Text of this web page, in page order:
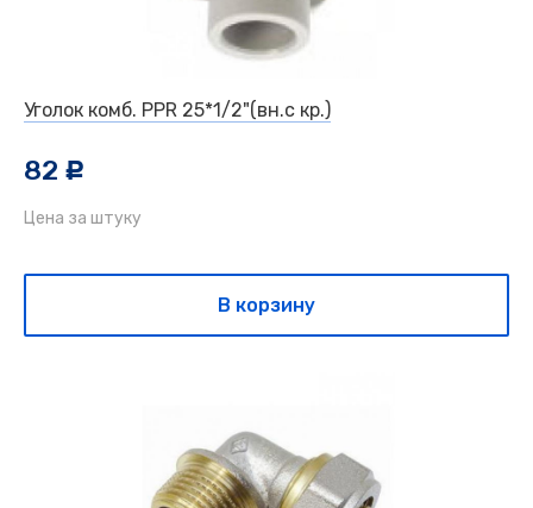
Уголок комб. PPR 25*1/2"(вн.с кр.)
82 c
Цена за штуку
В корзину